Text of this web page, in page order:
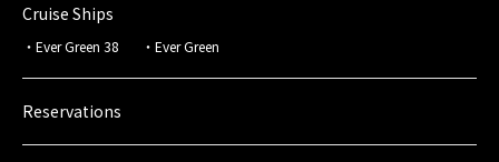
Cruise Ships
Ever Green 38 Ever Green
Reservations